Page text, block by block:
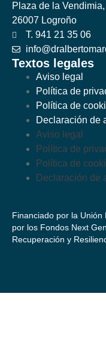
Plaza de la
26007 Logroño
T. 941 21 35 06
Textos legales
Aviso legal
Política de
Política de
Declaración de
Aviso legal
Política de
Política de
Declaración de
Financiado por la Unión
por los Fondos Next
Recuperación y